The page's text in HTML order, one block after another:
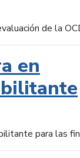
de la
en
para las